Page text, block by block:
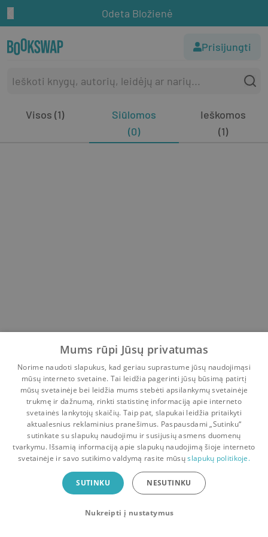
Odeta Bložienė
Prisijungti
Visos (1)
Siūlomos
(0)
Ieškomos
(1)
Pradinis Krepšelis Pokalbiai Pranešimai Paskyra
Bookswap programėlė
Mainykis knygomis dar patogiau!
Uždaryti
Mums rūpi Jūsų privatumas
Norime naudoti slapukus, kad geriau suprastume jūsų naudojimąsi
mūsų interneto svetaine. Tai leidžia pagerinti jūsų būsimą patirtį
mūsų svetainėje bei leidžia mums stebėti apsilankymų svetainėje
trukmę ir dažnumą, rinkti statistinę informaciją apie interneto
svetainės lankytojų skaičių. Taip pat, slapukai leidžia pritaikyti
aktualesnius reklaminius pranešimus. Paspausdami „Sutinku“
sutinkate su slapukų naudojimu ir susijusių asmens duomenų
tvarkymu. Išsamią informaciją apie slapukų naudojimą šioje interneto
svetainėje ir savo sutikimo valdymą rasite mūsųslapukų politikoje.
SUTINKU NESUTINKU
Nukreipti į nustatymus